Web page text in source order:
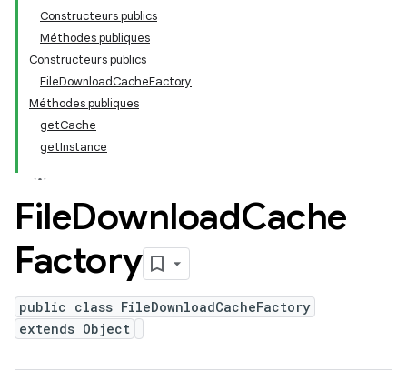
Constructeurs publics
Méthodes publiques
Constructeurs publics
FileDownloadCacheFactory
Méthodes publiques
getCache
getInstance
FileDownloadCache
Factory
public class FileDownloadCacheFactory
extends Object